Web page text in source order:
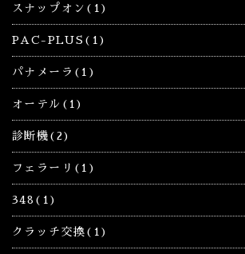
スナップオン(1)
PAC-PLUS(1)
パナメーラ(1)
オーテル(1)
診断機(2)
フェラーリ(1)
348(1)
クラッチ交換(1)